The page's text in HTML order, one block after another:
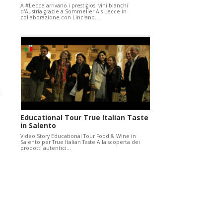
A #Lecce arrivano i prestigiosi vini bianchi
d'Austria grazie a Sommelier Ais Lecce in
collaborazione con Linciano…
Educational Tour True Italian Taste
in Salento
Video Story Educational Tour Food & Wine in
Salento per True Italian Taste Alla scoperta dei
prodotti autentici…